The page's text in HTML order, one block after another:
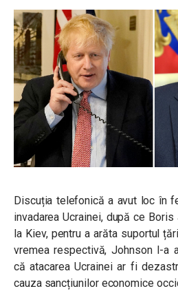
Discuția telefonică a avut loc în
invadarea Ucrainei, după ce
la Kiev, pentru a arăta suportul
vremea respectivă, Johnson l-a
că atacarea Ucrainei ar fi
cauza sancțiunilor economice